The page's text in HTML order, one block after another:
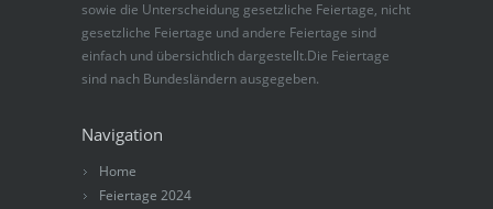
sowie die Unterscheidung gesetzliche Feiertage, nicht
gesetzliche Feiertage und andere Feiertage sind
einfach und übersichtlich dargestellt.Die Feiertage
sind nach Bundesländern ausgegeben.
Navigation
Home
Feiertage 2024